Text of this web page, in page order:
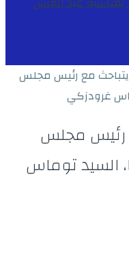
يتباحث مع رئيس مجلس
غرودزكي
رئيس مجلس
السيد توماس